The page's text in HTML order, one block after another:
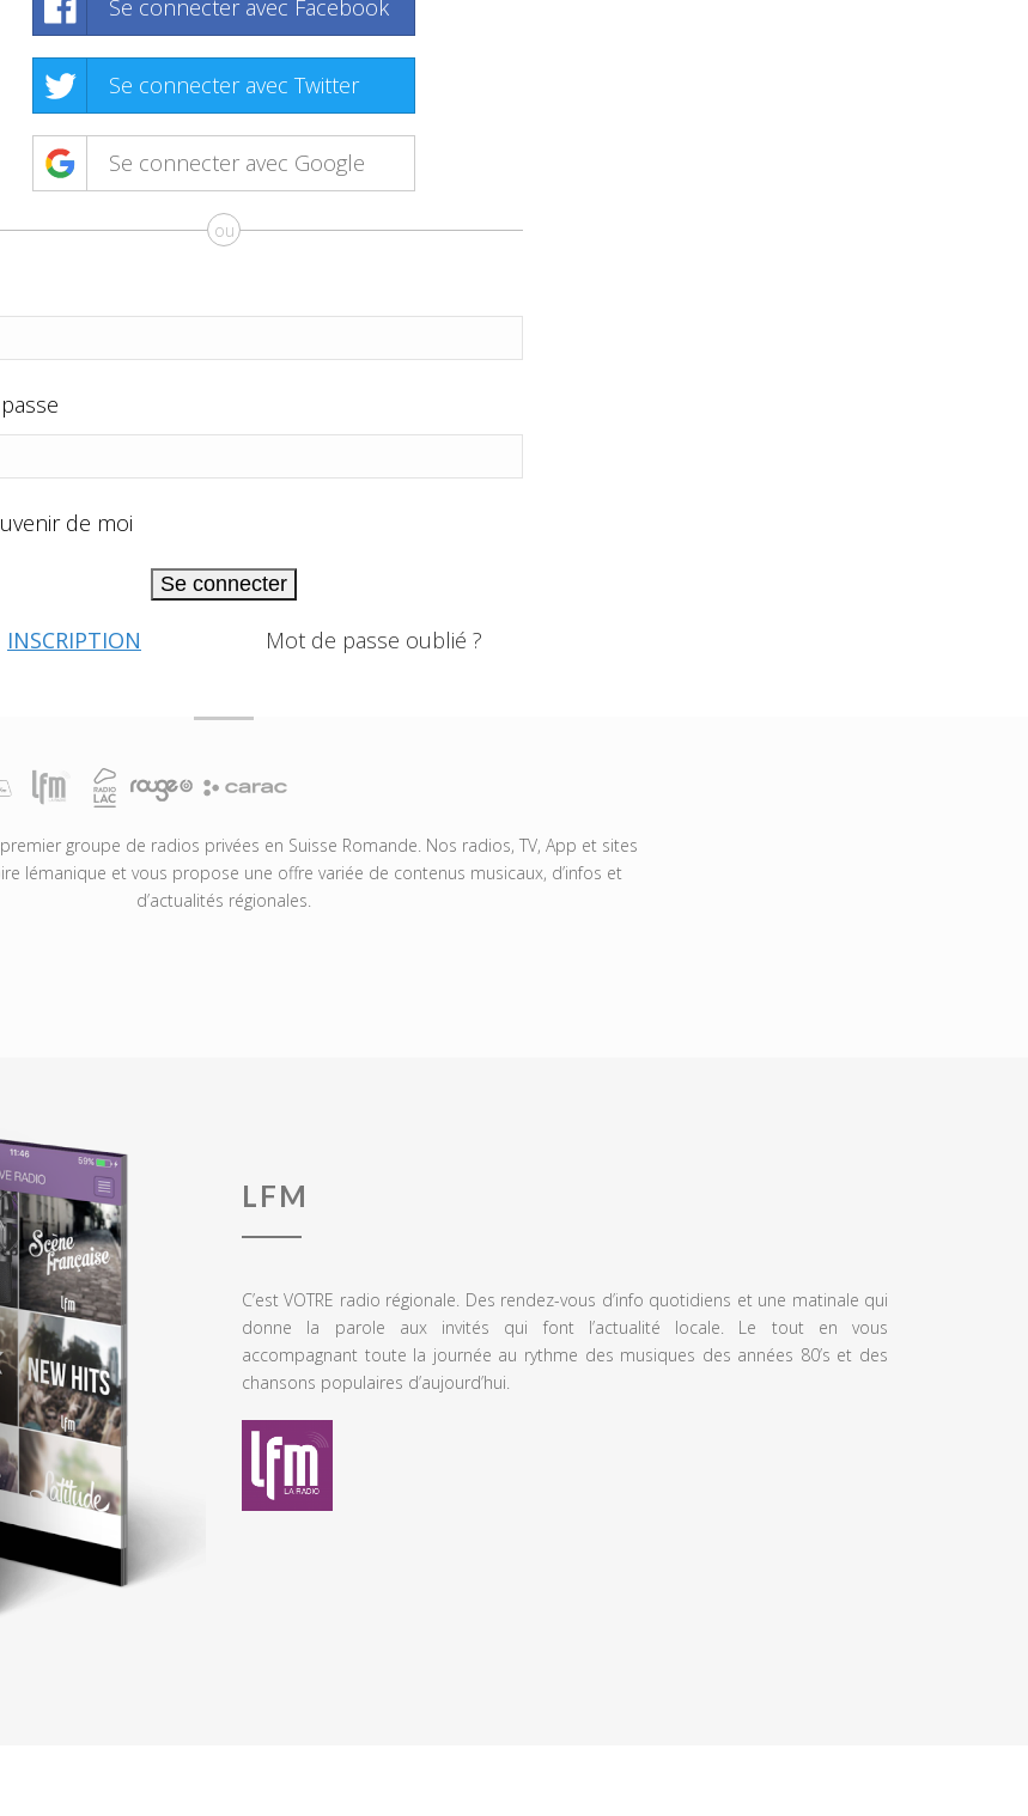
Se connecter avec Facebook
Se connecter avec Twitter
Se connecter avec Google
ou
de moi
Se connecter
INSCRIPTION Mot de passe oublié ?
groupe de radios privées en Suisse Romande. Nos radios, TV, App et sites
lémanique et vous propose une offre variée de contenus musicaux, d’infos et
d’actualités régionales.
LFM
C’est VOTRE radio régionale. Des rendez-vous d’info quotidiens et une matinale qui
donne la parole aux invités qui font l’actualité locale. Le tout en vous
accompagnant toute la journée au rythme des musiques des années 80’s et des
chansons populaires d’aujourd’hui.